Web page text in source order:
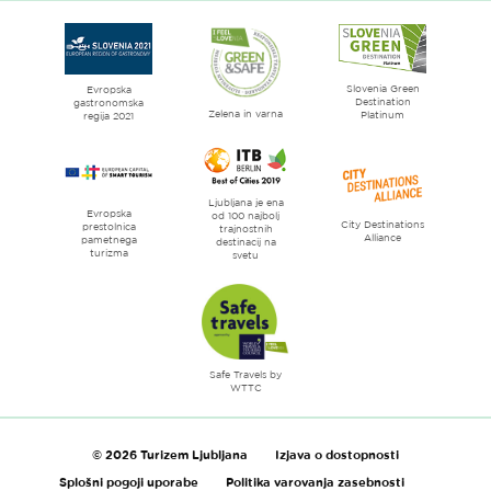
strani
Ljubljana
mesto
literature
Evropska
gastronomska
regija 2021
Zelena in varna
Slovenia Green
Destination
Platinum
Evropska
prestolnica
pametnega
turizma
Ljubljana je ena
od 100 najbolj
trajnostnih
destinacij na
svetu
City Destinations
Alliance
Safe Travels by
WTTC
© 2026 Turizem Ljubljana
Izjava o dostopnosti
Splošni pogoji uporabe
Politika varovanja zasebnosti